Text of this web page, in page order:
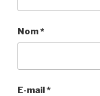
Nom*
E-mail*